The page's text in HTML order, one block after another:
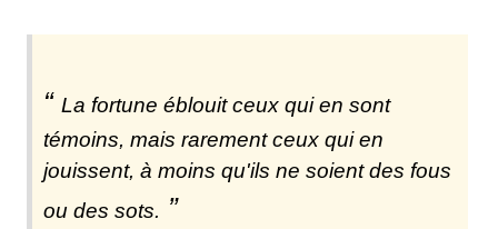
La fortune éblouit ceux qui en sont
témoins, mais rarement ceux qui en
jouissent, à moins qu'ils ne soient des fous
ou des sots.